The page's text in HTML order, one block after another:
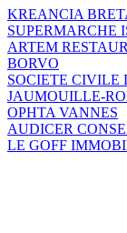
KREANCIA
SUPERMARCHE
ARTEM
BORVO
SOCIETE CIVILE
JAUMOUILLE-
OPHTA VANNES
AUDICER
LE GOFF